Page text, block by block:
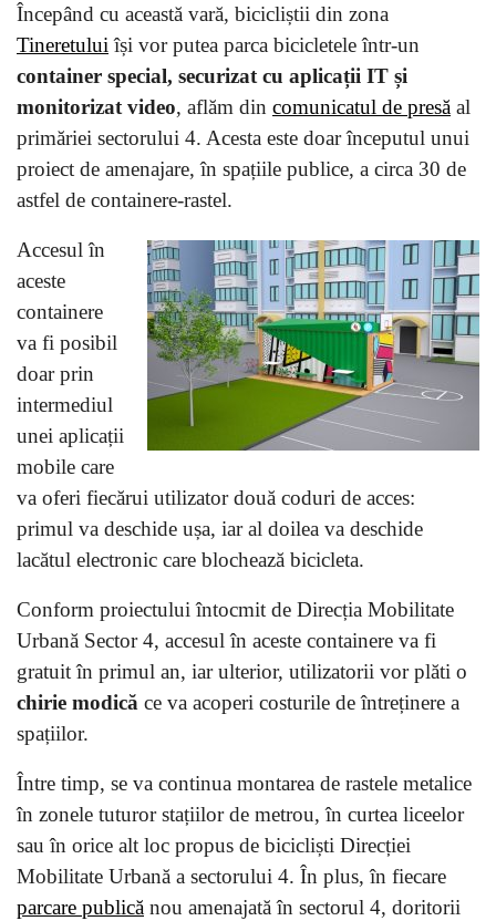
Începând cu această vară, bicicliștii din zona
Tineretului își vor putea parca bicicletele într-un
container special, securizat cu aplicații IT și
monitorizat video, aflăm din comunicatul de presă al
primăriei sectorului 4. Acesta este doar începutul unui
proiect de amenajare, în spațiile publice, a circa 30 de
astfel de containere-rastel.
Accesul în
aceste
containere
va fi posibil
doar prin
intermediul
unei aplicații
mobile care
va oferi fiecărui utilizator două coduri de acces:
primul va deschide ușa, iar al doilea va deschide
lacătul electronic care blochează bicicleta.
Conform proiectului întocmit de Direcția Mobilitate
Urbană Sector 4, accesul în aceste containere va fi
gratuit în primul an, iar ulterior, utilizatorii vor plăti o
chirie modică ce va acoperi costurile de întreținere a
spațiilor.
Între timp, se va continua montarea de rastele metalice
în zonele tuturor stațiilor de metrou, în curtea liceelor
sau în orice alt loc propus de bicicliști Direcției
Mobilitate Urbană a sectorului 4. În plus, în fiecare
parcare publică nou amenajată în sectorul 4, doritorii